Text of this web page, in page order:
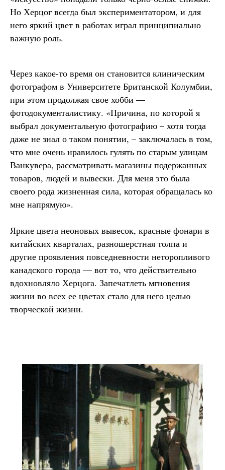
Но Херцог всегда был экспериментатором, и для
него яркий цвет в работах играл принципиально
важную роль.
Через какое-то время он становится клиническим
фотографом в Университете Британской Колумбии,
при этом продолжая свое хобби —
фотодокументалистику. «Причина, по которой я
выбрал документальную фотографию – хотя тогда
даже не знал о таком понятии, – заключалась в том,
что мне очень нравилось гулять по старым улицам
Ванкувера, рассматривать магазины подержанных
товаров, людей и вывески. Для меня это была
своего рода жизненная сила, которая обращалась ко
мне напрямую».
Яркие цвета неоновых вывесок, красные фонари в
китайских кварталах, разношерстная толпа и
другие проявления повседневности неторопливого
канадского города — вот то, что действительно
вдохновляло Херцога. Запечатлеть мгновения
жизни во всех ее цветах стало для него целью
творческой жизни.